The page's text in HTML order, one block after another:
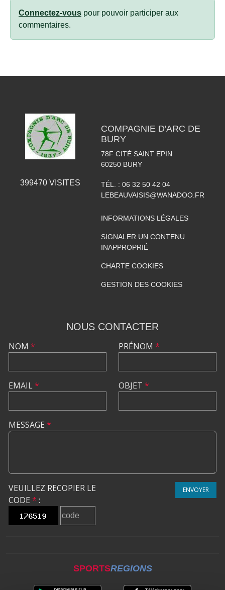
Connectez-vous pour pouvoir participer aux
commentaires.
399470 VISITES
COMPAGNIE D'ARC DE
BURY
78F CITÉ SAINT EPIN
60250 BURY
TÉL. : 06 32 50 42 04
LEBEAUVAISIS@WANADOO.FR
INFORMATIONS LÉGALES
SIGNALER UN CONTENU
INAPPROPRIÉ
CHARTE COOKIES
GESTION DES COOKIES
NOUS CONTACTER
NOM *
EMAIL*
PRÉNOM *
OBJET *
MESSAGE *
VEUILLEZ RECOPIER LE
CODE * :
ENVOYER
SPORTSREGIONS